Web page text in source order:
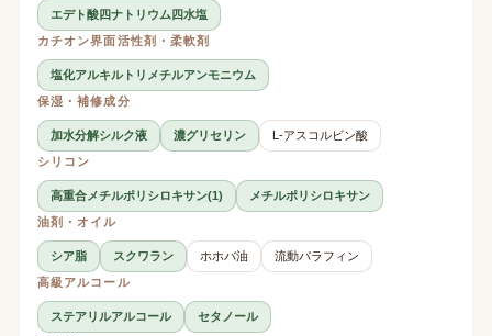
エデト酸四ナトリウム四水塩
カチオン界面活性剤・柔軟剤
塩化アルキルトリメチルアンモニウム
保湿・補修成分
加水分解シルク液 濃グリセリン
L-アスコルビン酸
シリコン
高重合メチルポリシロキサン(1)
メチルポリシロキサン
油剤・オイル
シア脂 スクワラン ホホバ油
流動パラフィン
高級アルコール
ステアリルアルコール
セタノール